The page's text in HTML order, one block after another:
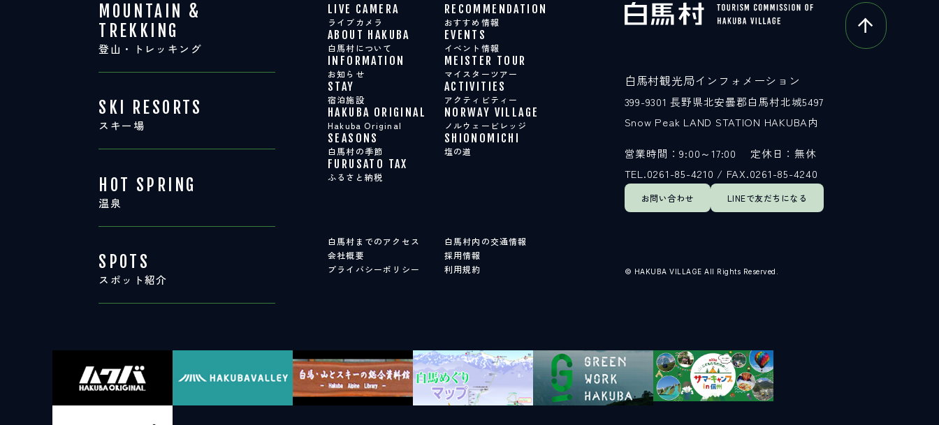
MOUNTAIN &
TREKKING
登山・トレッキング
SKI RESORTS
スキー場
HOT SPRING
温泉
SPOTS
スポット紹介
LIVE CAMERA
ライブカメラ
RECOMMENDATION
おすすめ情報
ABOUT HAKUBA
白馬村について
EVENTS
イベント情報
INFORMATION
お知らせ
MEISTER TOUR
マイスターツアー
STAY
宿泊施設
ACTIVITIES
アクティビティー
HAKUBA ORIGINAL
Hakuba Original
NORWAY VILLAGE
ノルウェービレッジ
SEASONS
白馬村の季節
SHIONOMICHI
塩の道
FURUSATO TAX
ふるさと納税
白馬村までのアクセス
白馬村内の交通情報
会社概要
採用情報
プライバシーポリシー
利用規約
お問い合わせ LINEで友だちになる
白馬村観光局インフォメーション
399-9301 長野県北安曇郡白馬村北城5497
Snow Peak LAND STATION HAKUBA内
営業時間：9:00～17:00
定休日：無休
TEL.0261-85-4210 / FAX.0261-85-4240
© HAKUBA VILLAGE All Rights Reserved.